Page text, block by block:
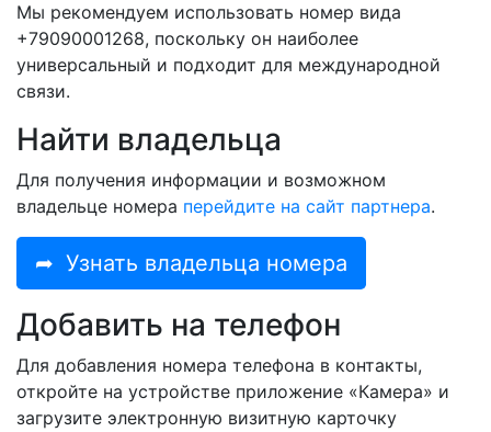
Мы рекомендуем использовать номер вида
+79090001268, поскольку он наиболее
универсальный и подходит для международной
связи.
Найти владельца
Для получения информации и возможном
владельце номера перейдите на сайт партнера.
➦ Узнать владельца номера
Добавить на телефон
Для добавления номера телефона в контакты,
откройте на устройстве приложение «Камера» и
загрузите электронную визитную карточку